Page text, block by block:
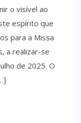
o visível ao
espírito que
para a Missa
a realizar-se
de 2025. O